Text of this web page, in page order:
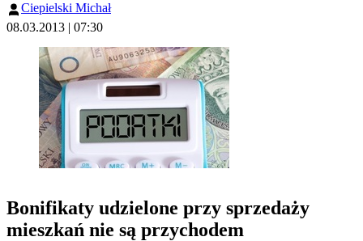
Ciepielski Michał
08.03.2013 | 07:30
Bonifikaty udzielone przy sprzedaży
mieszkań nie są przychodem